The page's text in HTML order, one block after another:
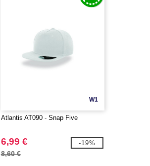
W1
Atlantis AT090 - Snap Five
6,99 €
8,60 €
-19%